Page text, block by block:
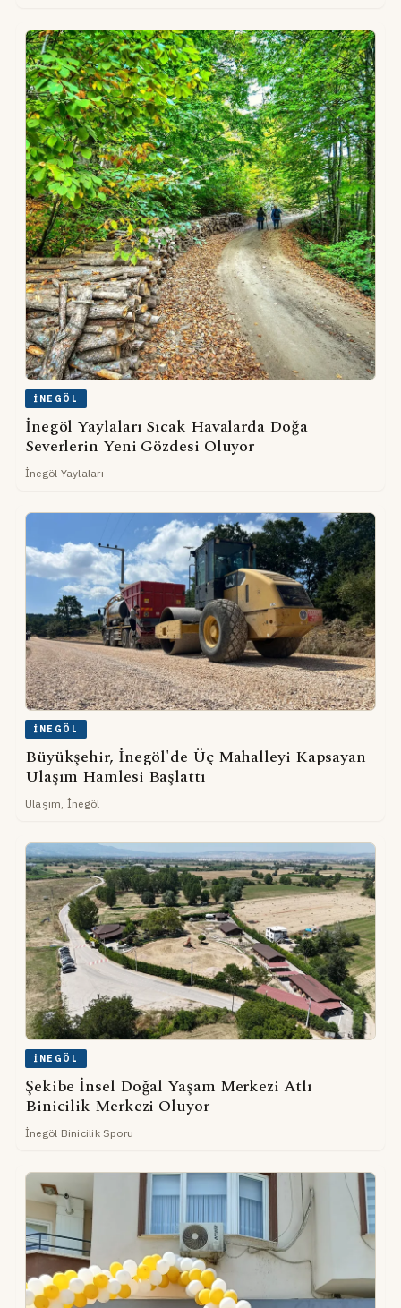
İNEGÖL
İnegöl Yaylaları Sıcak Havalarda Doğa
Severlerin Yeni Gözdesi Oluyor
İnegöl Yaylaları
İNEGÖL
Büyükşehir, İnegöl'de Üç Mahalleyi Kapsayan
Ulaşım Hamlesi Başlattı
Ulaşım, İnegöl
İNEGÖL
Şekibe İnsel Doğal Yaşam Merkezi Atlı
Binicilik Merkezi Oluyor
İnegöl Binicilik Sporu